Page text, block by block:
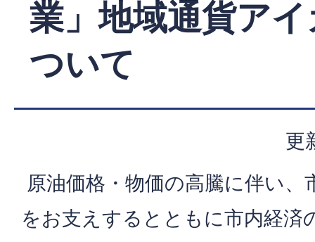
業」地域通貨ア
ついて
更
原油価格・物価の高騰に伴い
をお支えするとともに市内経済